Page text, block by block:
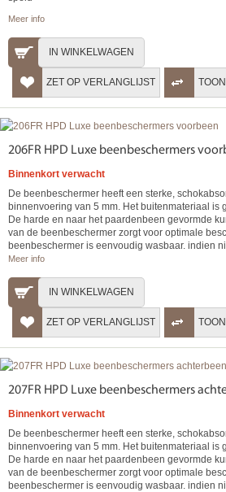
Meer info
IN WINKELWAGEN
ZET OP VERLANGLIJST
206FR HPD Luxe beenbeschermers
Binnenkort verwacht
De beenbeschermer heeft een sterke,
binnenvoering van 5 mm. Het buitenmateriaal is
De harde en naar het paardenbeen gevormde
van de beenbeschermer zorgt voor optimale
beenbeschermer is eenvoudig wasbaar. indien
Meer info
IN WINKELWAGEN
ZET OP VERLANGLIJST
207FR HPD Luxe beenbeschermers
Binnenkort verwacht
De beenbeschermer heeft een sterke,
binnenvoering van 5 mm. Het buitenmateriaal is
De harde en naar het paardenbeen gevormde
van de beenbeschermer zorgt voor optimale
beenbeschermer is eenvoudig wasbaar. indien